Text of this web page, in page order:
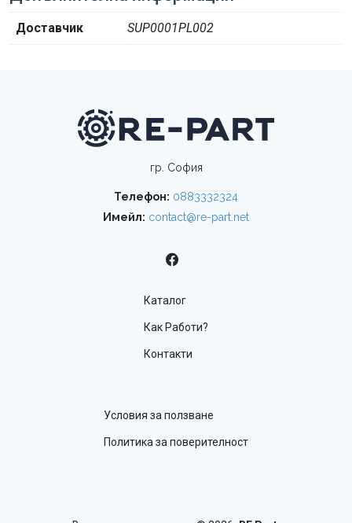
Доставчик SUP0001PL002
гр. София
Телефон: 0883332324
Имейл: contact@re-part.net
Каталог
Как Работи?
Контакти
Условия за ползване
Политика за поверителност